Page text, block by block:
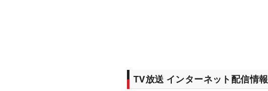
TV放送 インターネット配信情報